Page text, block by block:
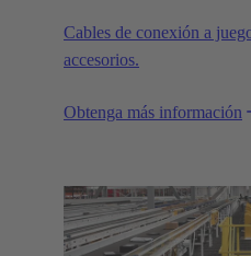
Cables de conexión a
accesorios.
Obtenga más información